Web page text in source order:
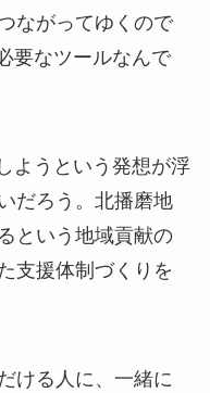
ながってゆくので
要なツールなんで
ようという発想が浮
だろう。北播磨地
という地域貢献の
支援体制づくりを
ける人に、一緒に